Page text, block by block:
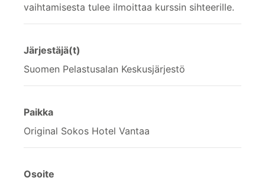
vaihtamisesta tulee ilmoittaa kurssin sihteerille.
Järjestäjä(t)
Suomen Pelastusalan Keskusjärjestö
Paikka
Original Sokos Hotel Vantaa
Osoite